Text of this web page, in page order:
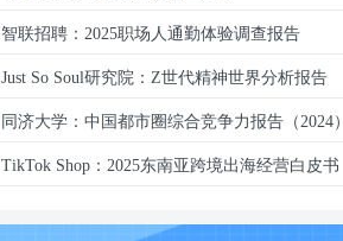
智联招聘： 2025职场人通勤体验调查报告
Just So Soul研究院： Z世代精神世界分析报告
同济大学： 中国都市圈综合竞争力报告（2024）
TikTok Shop： 2025东南亚跨境出海经营白皮书